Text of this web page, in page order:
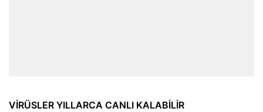
VİRÜSLER YILLARCA CANLI KALABİLİR